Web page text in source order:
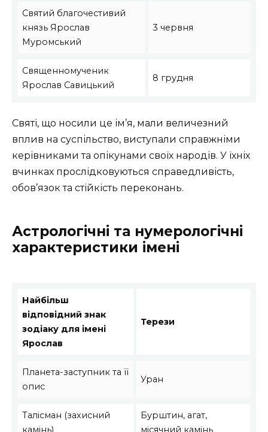
Святий благочестивий
князь Ярослав
Муромський
3 червня
Священномученик
Ярослав Савицький
8 грудня
Святі, що носили це ім’я, мали величезний
вплив на суспільство, виступали справжніми
керівниками та опікунами своїх народів. У їхніх
вчинках прослідковуються справедливість,
обов’язок та стійкість переконань.
Астрологічні та нумерологічні
характеристики імені
Найбільш
відповідний знак
зодіаку для імені
Ярослав
Терези
Планета-заступник та її
опис
Уран
Талісман (захисний
камінь)
Бурштин, агат,
місячний камінь